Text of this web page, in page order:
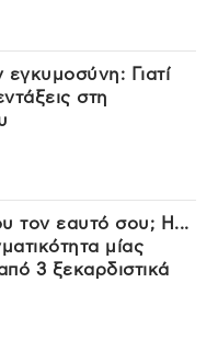
εγκυμοσύνη: Γιατί
στη
τον εαυτό σου; Η...
μίας
3 ξεκαρδιστικά